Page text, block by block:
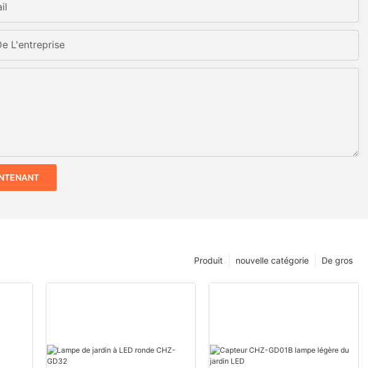
L'entreprise
De gros
nouvelle catégorie
Produit